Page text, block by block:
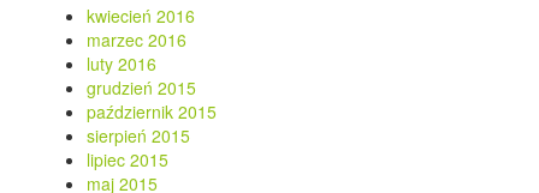
kwiecień 2016
marzec 2016
luty 2016
grudzień 2015
październik 2015
sierpień 2015
lipiec 2015
maj 2015